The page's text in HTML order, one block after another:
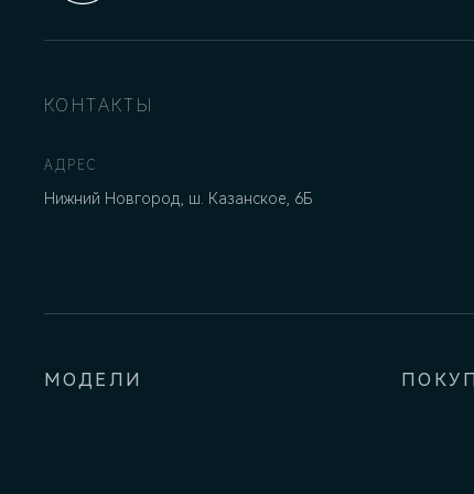
КОНТАКТЫ
АДРЕС
Нижний Новгород, ш. Казанское, 6Б
МОДЕЛИ